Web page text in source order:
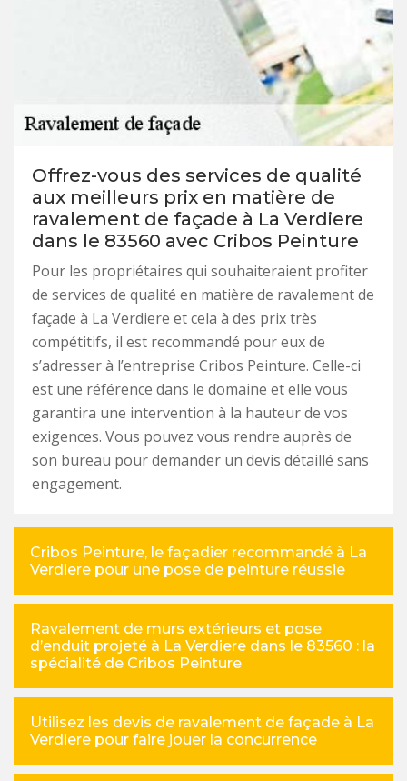
Offrez-vous des services de qualité
aux meilleurs prix en matière de
ravalement de façade à La Verdiere
dans le 83560 avec Cribos Peinture
Pour les propriétaires qui souhaiteraient profiter
de services de qualité en matière de ravalement de
façade à La Verdiere et cela à des prix très
compétitifs, il est recommandé pour eux de
s’adresser à l’entreprise Cribos Peinture. Celle-ci
est une référence dans le domaine et elle vous
garantira une intervention à la hauteur de vos
exigences. Vous pouvez vous rendre auprès de
son bureau pour demander un devis détaillé sans
engagement.
Cribos Peinture, le façadier recommandé à La
Verdiere pour une pose de peinture réussie
Ravalement de murs extérieurs et pose
d’enduit projeté à La Verdiere dans le 83560 : la
spécialité de Cribos Peinture
Utilisez les devis de ravalement de façade à La
Verdiere pour faire jouer la concurrence